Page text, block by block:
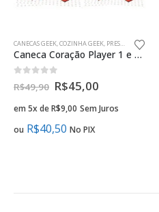
CANECAS GEEK,COZINHA GEEK, PRESENTES CRIATIVOS NAMORADOS GEEK
Caneca Coração Player 1 e Player 2 – Presentes Criativos Namorados
fora de 5
R$49,90 R$45,00
em 5x deR$9,00 Sem Juros
ou R$40,50 No PIX